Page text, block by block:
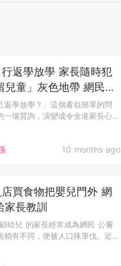
10 months ago
行返學放學 家長隨時犯
兒童」灰色地帶 網民
返學放學？」這個看似簡單的問
一場質詢，演變成令全港家長心慌
買食物把嬰兒門外 網
家長教訓
幼兒 的家長經常成為網民 公審
稍有不同，便被人口殊筆伐。近